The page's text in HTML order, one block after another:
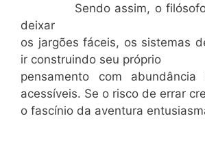
Sendo assim, o filósofo
deixar
os jargões fáceis, os sistemas
ir construindo seu próprio
pensamento com abundância
acessíveis. Se o risco de errar
o fascínio da aventura